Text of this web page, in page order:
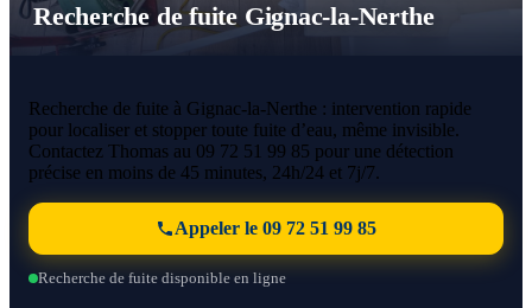
Recherche de fuite Gignac-la-Nerthe
Recherche de fuite à Gignac-la-Nerthe : intervention rapide
pour localiser et stopper toute fuite d’eau, même invisible.
Contactez Thomas au 09 72 51 99 85 pour une détection
précise en moins de 45 minutes, 24h/24 et 7j/7.
Appeler le 09 72 51 99 85
Recherche de fuite disponible en ligne